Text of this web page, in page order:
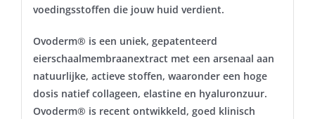
voedingsstoffen die jouw huid verdient.
Ovoderm® is een uniek, gepatenteerd
eierschaalmembraanextract met een arsenaal aan
natuurlijke, actieve stoffen, waaronder een hoge
dosis natief collageen, elastine en hyaluronzuur.
Ovoderm® is recent ontwikkeld, goed klinisch